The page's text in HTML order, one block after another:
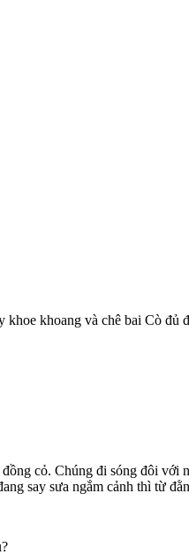
khoang và chê bai Cò đủ
cỏ. Chúng đi sóng đôi
say sưa ngắm cảnh thì từ